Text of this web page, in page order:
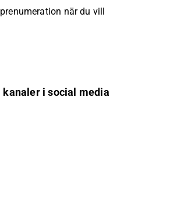
när du vill
kanaler i social media